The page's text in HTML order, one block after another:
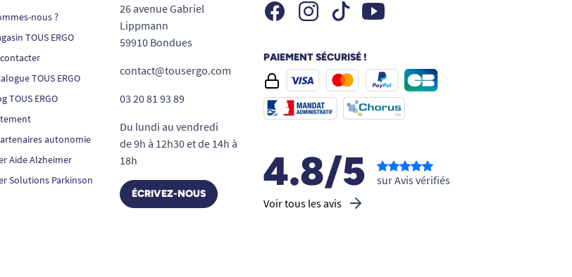
nous ?
TOUS ERGO
TOUS ERGO
TOUS ERGO
autonomie
Aide Alzheimer
Solutions Parkinson
26 avenue Gabriel
Lippmann
59910 Bondues
contact@tousergo.com
03 20 81 93 89
Du lundi au vendredi
de 9h à 12h30 et de 14h à
18h
ÉCRIVEZ-NOUS
FacebookInstagramTiktok Youtube
PAIEMENT SÉCURISÉ !
4.8/5
Voir tous les avis
sur Avis vérifiés